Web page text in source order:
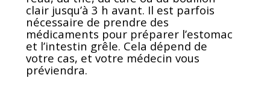
clair jusqu’à 3 h avant. Il est parfois
nécessaire de prendre des
médicaments pour préparer l’estomac
et l’intestin grêle. Cela dépend de
votre cas, et votre médecin vous
préviendra.